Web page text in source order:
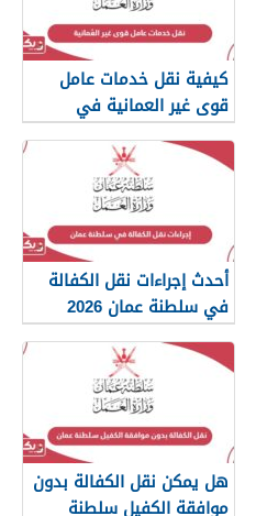
كيفية نقل خدمات عامل
قوى غير العمانية في
سلطنة عمان
أحدث إجراءات نقل الكفالة
في سلطنة عمان 2026
هل يمكن نقل الكفالة بدون
موافقة الكفيل سلطنة